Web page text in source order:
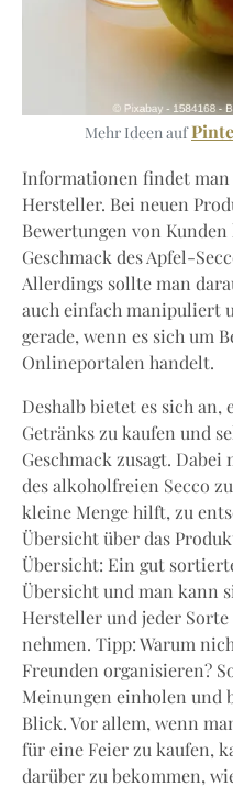
Mehr Ideen auf
Informationen findet man
Hersteller. Bei neuen
Bewertungen von
Geschmack des Apfel-
Allerdings sollte man
auch einfach manipuliert
gerade, wenn es sich um
Onlineportalen handelt.
Deshalb bietet es sich an,
Getränks zu kaufen und
Geschmack zusagt.
des alkoholfreien Secco
kleine Menge hilft, zu
Übersicht über das
Übersicht: Ein gut
Übersicht und man kann
Hersteller und jeder Sorte
nehmen. Tipp: Warum
Freunden organisieren?
Meinungen einholen und
Blick. Vor allem, wenn
für eine Feier zu kaufen,
darüber zu bekommen,